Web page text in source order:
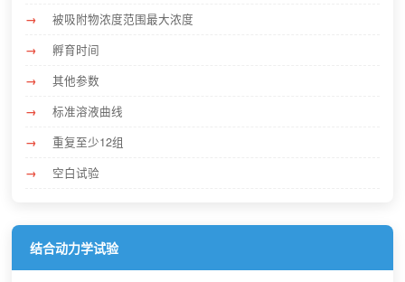
被吸附物浓度范围最大浓度
孵育时间
其他参数
标准溶液曲线
重复至少12组
空白试验
结合动力学试验